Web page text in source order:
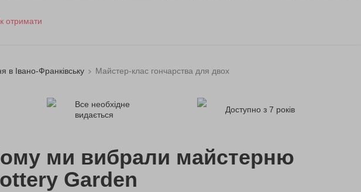
отримати
в Івано-Франківську Майстер-клас гончарства для двох
Все необхідне
видається
Доступно з 7 років
ми вибрали майстерню
Garden